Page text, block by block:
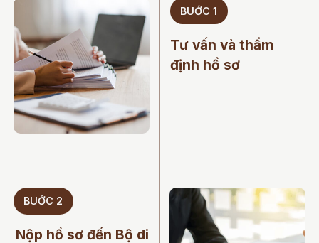
BUỚC 1
Tư vấn và thẩm
định hồ sơ
BUỚC 2
Nộp hồ sơ đến Bộ di